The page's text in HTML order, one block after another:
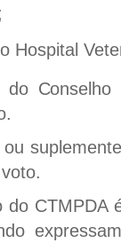
Hospital
do
do CTMPDA